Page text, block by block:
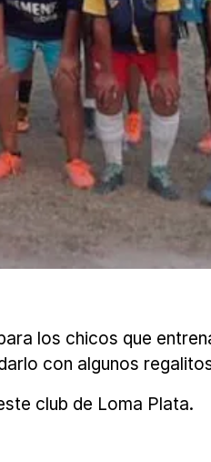
los chicos que
con algunos
club de Loma Plata.